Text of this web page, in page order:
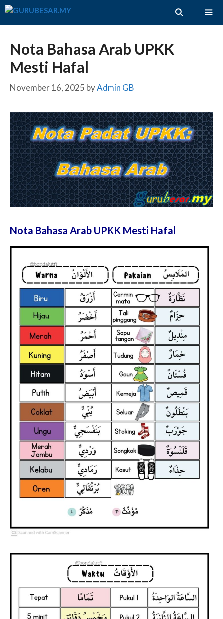
Skip
Nota Bahasa Arab UPKK
Mesti Hafal
November 16, 2025 byAdmin GB
Nota Bahasa Arab UPKK Mesti Hafal